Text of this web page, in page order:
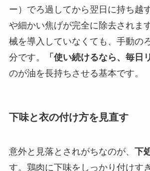
ー）でろ過してから翌日に持ち越
や細かい焦げが完全に除去されま
械を導入していなくても、手動の
分です。
「使い続けるなら、毎日
のが油を長持ちさせる基本です。
下味と衣の付け方を見直す
意外と見落とされがちなのが、 下
す。鶏肉に下味をしっかり付けす